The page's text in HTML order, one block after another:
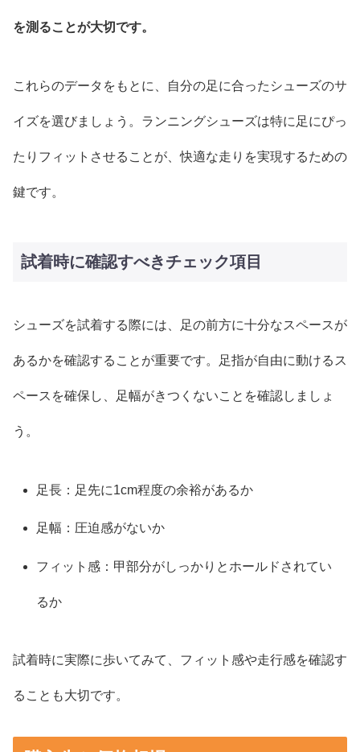
を測ることが大切です。
これらのデータをもとに、自分の足に合ったシューズのサ
イズを選びましょう。ランニングシューズは特に足にぴっ
たりフィットさせることが、快適な走りを実現するための
鍵です。
試着時に確認すべきチェック項目
シューズを試着する際には、足の前方に十分なスペースが
あるかを確認することが重要です。足指が自由に動けるス
ペースを確保し、足幅がきつくないことを確認しましょ
う。
足長：足先に1cm程度の余裕があるか
足幅：圧迫感がないか
フィット感：甲部分がしっかりとホールドされてい
るか
試着時に実際に歩いてみて、フィット感や走行感を確認す
ることも大切です。